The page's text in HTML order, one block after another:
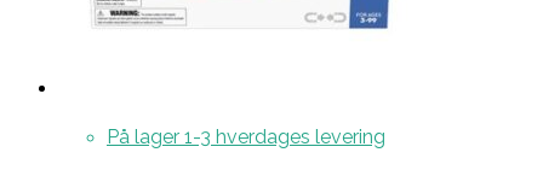
På lager 1-3 hverdages levering